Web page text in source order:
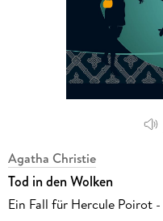
Agatha Christie
Tod in den Wolken
Ein Fall für Hercule Poirot